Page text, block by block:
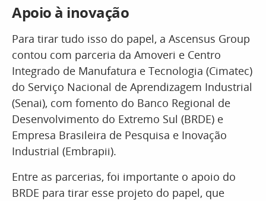
Apoio à inovação
Para tirar tudo isso do papel, a Ascensus Group
contou com parceria da Amoveri e Centro
Integrado de Manufatura e Tecnologia (Cimatec)
do Serviço Nacional de Aprendizagem Industrial
(Senai), com fomento do Banco Regional de
Desenvolvimento do Extremo Sul (BRDE) e
Empresa Brasileira de Pesquisa e Inovação
Industrial (Embrapii).
Entre as parcerias, foi importante o apoio do
BRDE para tirar esse projeto do papel, que